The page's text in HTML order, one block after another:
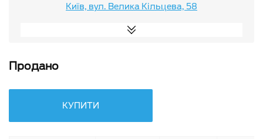
Київ, вул. Велика Кільцева, 58
Продано
КУПИТИ